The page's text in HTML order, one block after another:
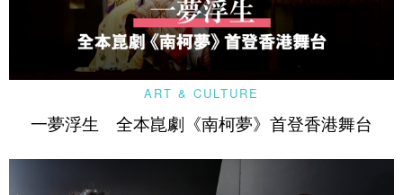
ART & CULTURE
一夢浮生 全本崑劇《南柯夢》首登香港舞台